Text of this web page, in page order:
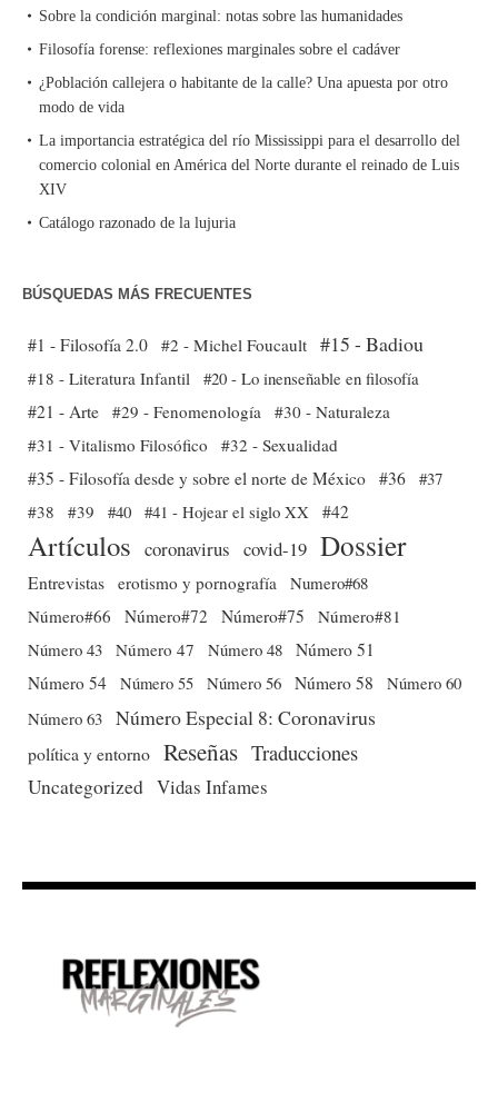
Sobre la condición marginal: notas sobre las humanidades
Filosofía forense: reflexiones marginales sobre el cadáver
¿Población callejera o habitante de la calle? Una apuesta por otro
modo de vida
La importancia estratégica del río Mississippi para el desarrollo del
comercio colonial en América del Norte durante el reinado de Luis
XIV
Catálogo razonado de la lujuria
BÚSQUEDAS MÁS FRECUENTES
#1 - Filosofía 2.0 #2 - Michel Foucault #15 - Badiou
#18 - Literatura Infantil #20 - Lo inenseñable en filosofía
#21 - Arte #29 - Fenomenología #30 - Naturaleza
#31 - Vitalismo Filosófico
#32 - Sexualidad
#35 - Filosofía desde y sobre el norte de México #36 #37
#38
#39 #40 #41 - Hojear el siglo XX #42
Artículos coronavirus covid-19 Dossier
Entrevistas erotismo y pornografía Numero#68
Número#66
Número#72 Número#75
Número#81
Número 43 Número 47 Número 48 Número 51
Número 54 Número 55 Número 56 Número 58
Número 60
Número 63 Número Especial 8: Coronavirus
política y entorno Reseñas Traducciones
Uncategorized Vidas Infames